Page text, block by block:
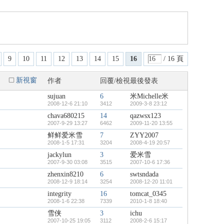
9 10 11 12 13 14 15 16 / 16 頁
新視窗 作者 回覆/檢視最後發表
sujuan
2008-12-6 21:10
6
3412
米Michelle米
2009-3-8 23:12
chava680215
2007-9-29 13:27
14
6462
qazwsx123
2009-11-20 13:55
鲜鲜爱米雪
2008-1-5 17:31
7
3204
ZYY2007
2008-4-19 20:57
jackylun
2007-9-30 03:08
3
3515
爱米雪
2007-10-6 17:36
zhenxin8210
2008-12-9 18:14
6
3254
swtsndada
2008-12-20 11:01
integrity
2008-1-6 22:38
16
7339
tomcat_0345
2010-1-8 18:40
雪侠
2007-10-25 19:05
3
3112
ichu
2008-2-6 15:17